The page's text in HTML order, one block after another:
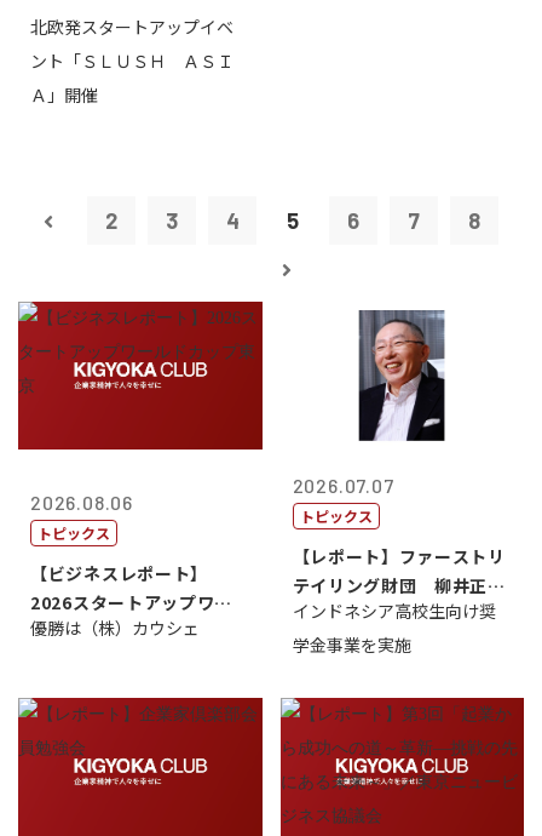
北欧発スタートアップイベ
ント「ＳＬＵＳＨ ＡＳＩ
Ａ」開催
2 3 4 5 6 7 8
2026.08.06
トピックス
【ビジネスレポート】
2026スタートアップワー
ルドカップ東京
優勝は（株）カウシェ
2026.07.07
トピックス
【レポート】ファーストリ
テイリング財団 柳井正
理事長
インドネシア高校生向け奨
学金事業を実施